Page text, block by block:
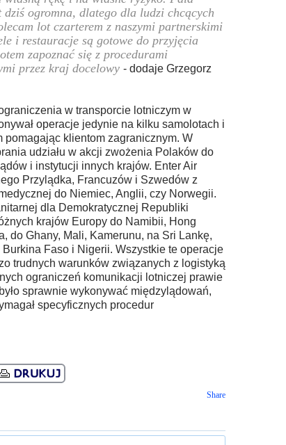
ogromna, dlatego dla ludzi chcących
lot czarterem z naszymi partnerskimi
i restauracje są gotowe do przyjęcia
zapoznać się z procedurami
przez kraj docelowy - dodaje Grzegorz
w transporcie lotniczym w
operacje jedynie na kilku samolotach i
pomagając klientom zagranicznym. W
udziału w akcji zwożenia Polaków do
i instytucji innych krajów. Enter Air
Przylądka, Francuzów i Szwedów z
do Niemiec, Anglii, czy Norwegii.
dla Demokratycznej Republiki
krajów Europy do Namibii, Hong
do Ghany, Mali, Kamerunu, na Sri Lankę,
Faso i Nigerii. Wszystkie te operacje
trudnych warunków związanych z logistyką
ograniczeń komunikacji lotniczej prawie
sprawnie wykonywać międzylądowań,
specyficznych procedur
Share